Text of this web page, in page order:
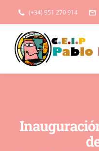
al
contenido
(+34) 951 270 914
El Centro